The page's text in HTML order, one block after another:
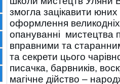
змогла зацікавити
оформлення
опануванні мистецтва
вправними та
та секрети цього
писачка, барвників,
магічне дійство –